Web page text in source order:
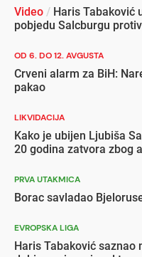
Video / Haris Tabaković
pobjedu Salcburgu
OD 6. DO 12. AVGUSTA
Crveni alarm za BiH:
pakao
LIKVIDACIJA
Kako je ubijen Ljubiša
20 godina zatvora zbog
PRVA UTAKMICA
Borac savladao
EVROPSKA LIGA
Haris Tabaković saznao